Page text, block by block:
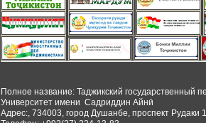
Полное название: Таджикский государственный
Университет имени Садриддин Айнӣ
Адрес:, 734003, город Душанбе, проспект Рудаки